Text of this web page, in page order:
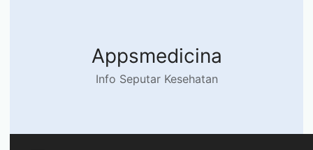
Appsmedicina
Info Seputar Kesehatan